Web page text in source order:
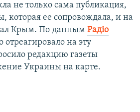
не только сама публикация,
которая ее сопровождала, и на
Крым. По данным Радiо
отреагировало на эту
редакцию газеты
Украины на карте.